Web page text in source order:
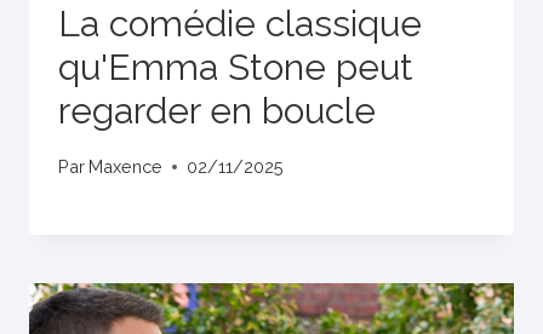
La comédie classique
qu'Emma Stone peut
regarder en boucle
Par Maxence 02/11/2025